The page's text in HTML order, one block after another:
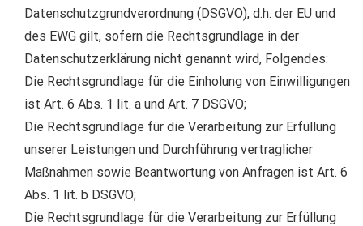
Datenschutzgrundverordnung (DSGVO), d.h. der EU und
des EWG gilt, sofern die Rechtsgrundlage in der
Datenschutzerklärung nicht genannt wird, Folgendes:
Die Rechtsgrundlage für die Einholung von Einwilligungen
ist Art. 6 Abs. 1 lit. a und Art. 7 DSGVO;
Die Rechtsgrundlage für die Verarbeitung zur Erfüllung
unserer Leistungen und Durchführung vertraglicher
Maßnahmen sowie Beantwortung von Anfragen ist Art. 6
Abs. 1 lit. b DSGVO;
Die Rechtsgrundlage für die Verarbeitung zur Erfüllung